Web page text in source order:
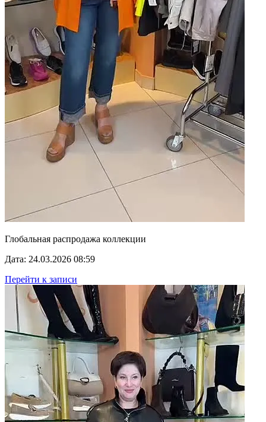
Глобальная распродажа коллекции
Дата: 24.03.2026 08:59
Перейти к записи